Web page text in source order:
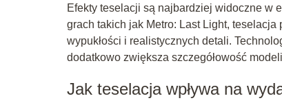
Efekty teselacji są najbardziej widoczne w
grach takich jak Metro: Last Light,
wypukłości i realistycznych detali.
dodatkowo zwiększa szczegółowość
Jak teselacja wpływa na